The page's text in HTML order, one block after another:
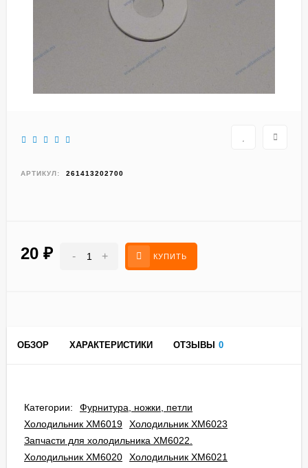
АРТИКУЛ: 261413202700
20 ₽ - + КУПИТЬ
ОБЗОР ХАРАКТЕРИСТИКИ ОТЗЫВЫ 0
Категории:
Фурнитура, ножки, петли
Холодильник ХМ6019
Холодильник ХМ6023
Запчасти для холодильника ХМ6022.
Холодильник ХМ6020
Холодильник ХМ6021